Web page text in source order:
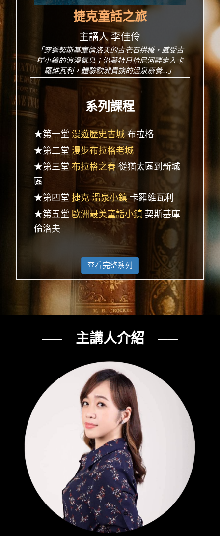
捷克童話之旅
主講人 李佳伶
「穿過契斯基庫倫洛夫的古老石拱橋，感受古
樸小鎮的浪漫氣息；沿著特日恰尼河畔走入卡
羅維瓦利，體驗歐洲貴族的溫泉療養...」
系列課程
★第一堂 漫遊歷史古城布拉格
★第二堂 漫步布拉格老城
★第三堂 布拉格之春從猶太區到新城
區
★第四堂 捷克 溫泉小鎮卡羅維瓦利
★第五堂 歐洲最美童話小鎮契斯基庫
倫洛夫
查看完整系列
── 主講人介紹 ──